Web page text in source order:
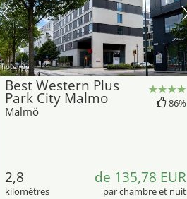
hotel.de
Best Western Plus
Park City Malmo
Malmö
86%
2,8
kilomètres
de 135,78 EUR
par chambre et nuit